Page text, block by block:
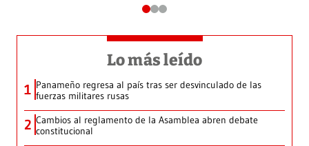
Lo más leído
1 Panameño regresa al país tras ser desvinculado de las
fuerzas militares rusas
2 Cambios al reglamento de la Asamblea abren debate
constitucional